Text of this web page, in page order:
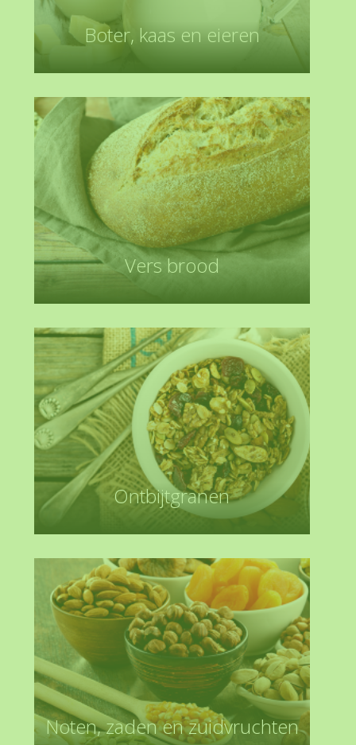
Boter, kaas en eieren
Vers brood
Ontbijtgranen
Noten, zaden en zuidvruchten